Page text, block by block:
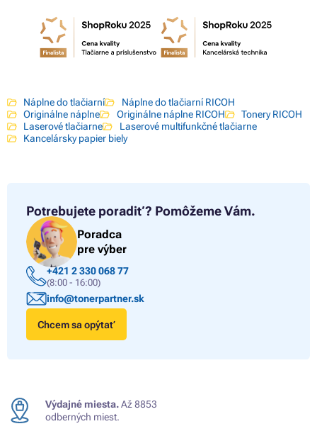
Náplne do tlačiarní
Náplne do tlačiarní RICOH
Originálne náplne
Originálne náplne RICOH
Tonery RICOH
Laserové tlačiarne
Laserové multifunkčné tlačiarne
Kancelársky papier biely
Potrebujete poradiť? Pomôžeme Vám.
Poradca
pre výber
+421 2 330 068 77
(8:00 - 16:00)
info@tonerpartner.sk
Chcem sa opýtať
Výdajné miesta.Až 8853
odberných miest.